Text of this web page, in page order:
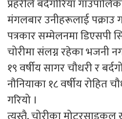
प्रहरीले बर्दगोरिया
मंगलबार उनीहरूलाई पक्राउ
पत्रकार सम्मेलनमा डिएसपी
चोरीमा संलग्न रहेका भजनी
१९ वर्षीय सागर चौधरी र
नौनियाका १८ वर्षीय रोहित
गरियो ।